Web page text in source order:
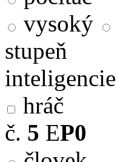
vysoký
stupeň
inteligencie
hráč
č. 5 EP0